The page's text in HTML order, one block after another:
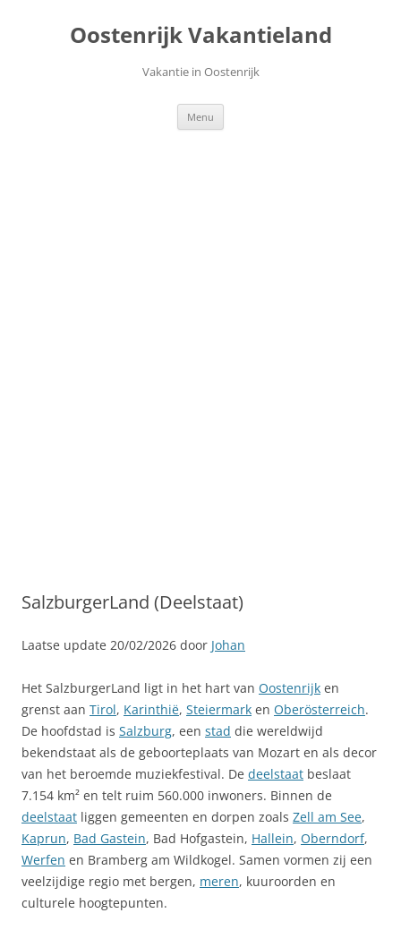
Oostenrijk Vakantieland
Vakantie in Oostenrijk
Menu
SalzburgerLand (Deelstaat)
Laatse update 20/02/2026 door Johan
Het SalzburgerLand ligt in het hart van Oostenrijk en
grenst aan Tirol, Karinthië, Steiermark en Oberösterreich.
De hoofdstad is Salzburg, een stad die wereldwijd
bekendstaat als de geboorteplaats van Mozart en als decor
van het beroemde muziekfestival. De deelstaat beslaat
7.154 km² en telt ruim 560.000 inwoners. Binnen de
deelstaat liggen gemeenten en dorpen zoals Zell am See,
Kaprun, Bad Gastein, Bad Hofgastein, Hallein, Oberndorf,
Werfen en Bramberg am Wildkogel. Samen vormen zij een
veelzijdige regio met bergen, meren, kuuroorden en
culturele hoogtepunten.